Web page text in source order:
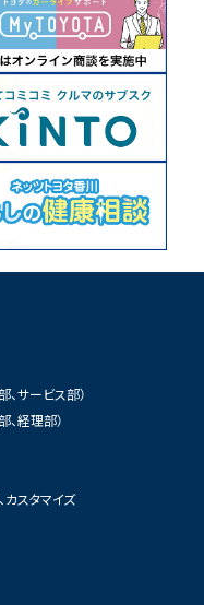
サービス部）
経理部）
カスタマイズ